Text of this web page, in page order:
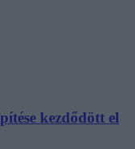
kezdődött el